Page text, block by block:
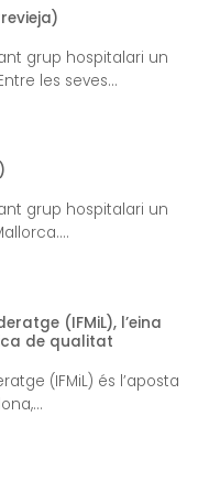
grup hospitalari un
les seves...
grup hospitalari un
(IFMiL), l’eina
de qualitat
(IFMiL) és l’aposta